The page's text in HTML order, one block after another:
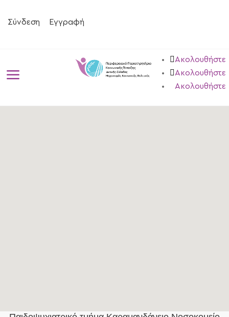
Σύνδεση Εγγραφή
a
Ακολουθήστε
Ακολουθήστε
Ακολουθήστε